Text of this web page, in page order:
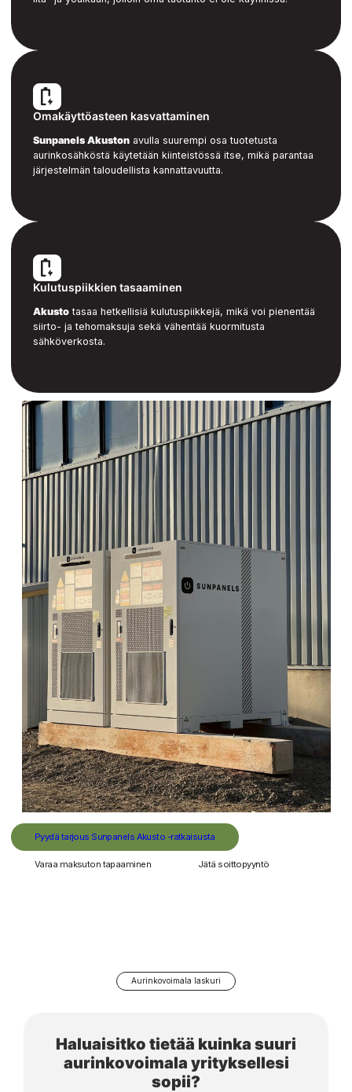
Omakäyttöasteen kasvattaminen
Sunpanels Akuston avulla suurempi osa tuotetusta
aurinkosähköstä käytetään kiinteistössä itse, mikä parantaa
järjestelmän taloudellista kannattavuutta.
Kulutuspiikkien tasaaminen
Akusto tasaa hetkellisiä kulutuspiikkejä, mikä voi pienentää
siirto- ja tehomaksuja sekä vähentää kuormitusta
sähköverkosta.
Pyydä tarjous Sunpanels Akusto -ratkaisusta
Varaa maksuton tapaaminen Jätä soittopyyntö
Aurinkovoimala laskuri
Haluaisitko tietää kuinka suuri
aurinkovoimala yrityksellesi
sopii?